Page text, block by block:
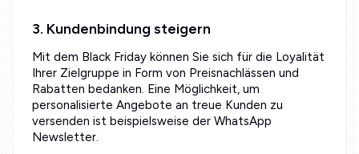
3. Kundenbindung steigern
Mit dem Black Friday können Sie sich für die Loyalität
Ihrer Zielgruppe in Form von Preisnachlässen und
Rabatten bedanken. Eine Möglichkeit, um
personalisierte Angebote an treue Kunden zu
versenden ist beispielsweise der WhatsApp
Newsletter.